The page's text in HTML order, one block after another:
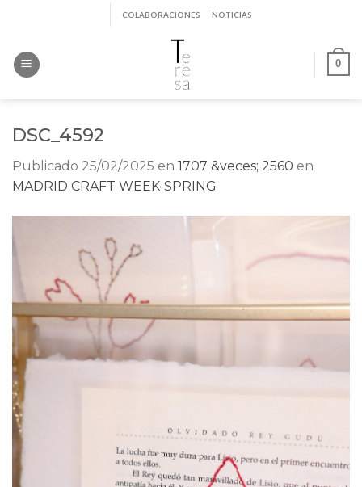
contenido
COLABORACIONES NOTICIAS
0
DSC_4592
Publicado 25/02/2025 en 1707 &veces; 2560 en
MADRID CRAFT WEEK-SPRING